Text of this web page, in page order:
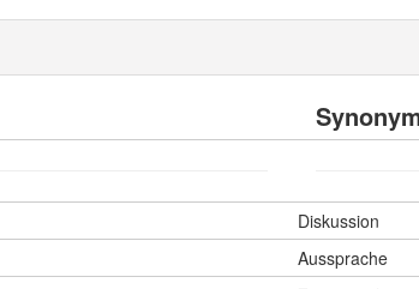
Diskussion
Aussprache